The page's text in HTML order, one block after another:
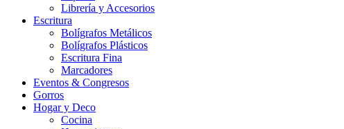
Librería y Accesorios
Escritura
Bolígrafos Metálicos
Bolígrafos Plásticos
Escritura Fina
Marcadores
Eventos & Congresos
Gorros
Hogar y Deco
Cocina